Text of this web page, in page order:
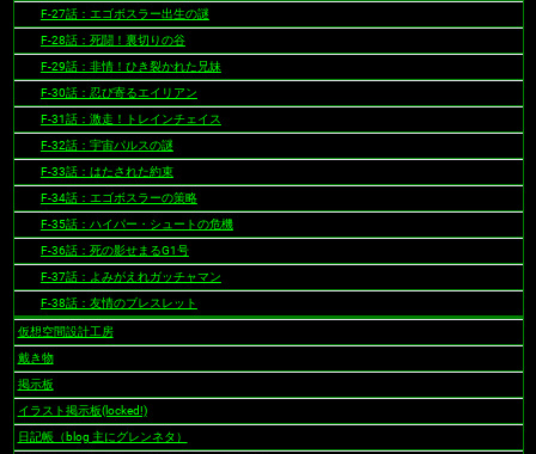
F-27話：エゴボスラー出生の謎
F-28話：死闘！裏切りの谷
F-29話：非情！ひき裂かれた兄妹
F-30話：忍び寄るエイリアン
F-31話：激走！トレインチェイス
F-32話：宇宙パルスの謎
F-33話：はたされた約束
F-34話：エゴボスラーの策略
F-35話：ハイパー・シュートの危機
F-36話：死の影せまるG1号
F-37話：よみがえれガッチャマン
F-38話：友情のブレスレット
仮想空間設計工房
戴き物
掲示板
イラスト掲示板(locked!)
日記帳（blog 主にグレンネタ）